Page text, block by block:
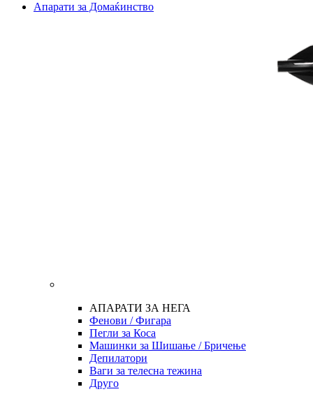
Апарати за Домаќинство
АПАРАТИ ЗА НЕГА
Фенови / Фигара
Пегли за Коса
Машинки за Шишање / Бричење
Депилатори
Ваги за телесна тежина
Друго